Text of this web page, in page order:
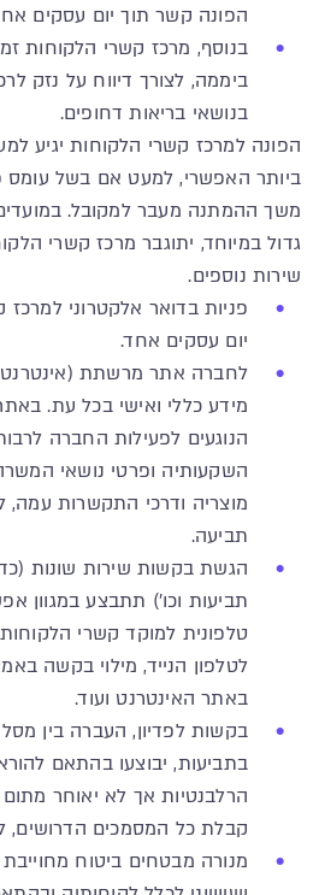
הפונה קשר תוך יום עסקים
ביממה, לצורך דיווח על נזק
בנושאי בריאות דחופים.
הפונה למרכז קשרי הלקוחות יגיע
ביותר האפשרי, למעט אם בשל עומס
משך ההמתנה מעבר למקובל.
גדול במיוחד, יתוגבר מרכז קשרי
שירות נוספים.
פניות בדואר אלקטרוני למרכז
יום עסקים אחד.
לחברה אתר מרשתת
מידע כללי ואישי בכל עת.
הנוגעים לפעילות החברה
השקעותיה ופרטי נושאי
מוצריה ודרכי התקשרות
תביעה.
הגשת בקשות שירות שונות
תביעות וכו') תתבצע במגוון
טלפונית למוקד קשרי
לטלפון הנייד, מילוי בקשה
באתר האינטרנט ועוד.
בקשות לפדיון, העברה בין
בתביעות, יבוצעו בהתאם
קבלת כל המסמכים הדרושים,
מנורה מבטחים ביטוח